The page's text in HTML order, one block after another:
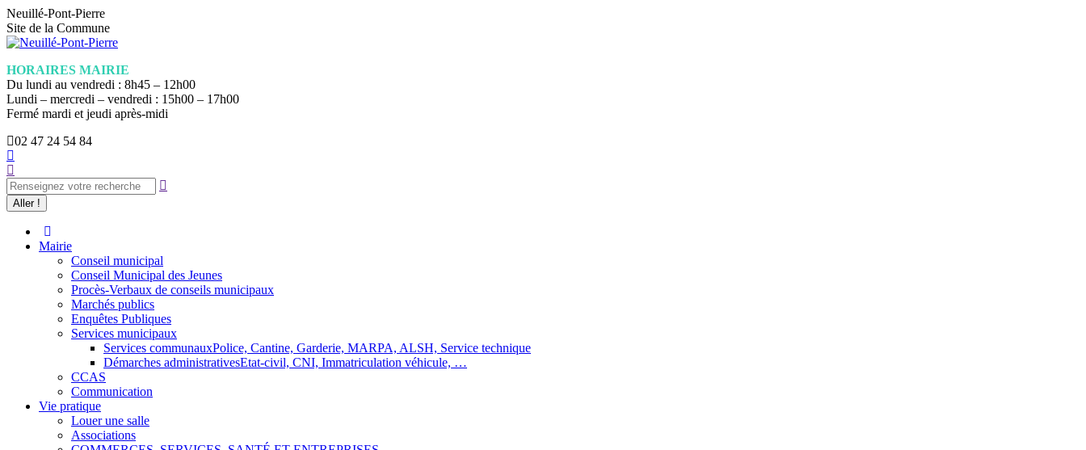
Aller
au
contenu
Neuillé-Pont-Pierre
Site de la Commune
HORAIRES MAIRIE
Du lundi au vendredi : 8h45 – 12h00
Lundi – mercredi – vendredi : 15h00 – 17h00
Fermé mardi et jeudi après-midi
02 47 24 54 84
Facebook
s'ouvre
dans
une
nouvelle
fenêtre
Recherche
Mairie
Conseil municipal
Conseil Municipal des Jeunes
Procès-Verbaux de conseils municipaux
Marchés publics
Enquêtes Publiques
Services municipaux
Services communauxPolice, Cantine, Garderie, MARPA, ALSH, Service technique
Démarches administrativesEtat-civil, CNI, Immatriculation véhicule, …
CCAS
Communication
Vie pratique
Louer une salle
Associations